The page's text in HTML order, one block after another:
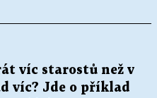
víc starostů než v
víc? Jde o příklad